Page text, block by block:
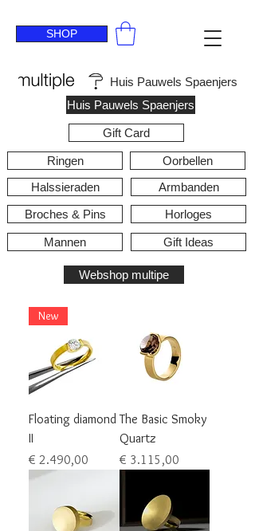
SHOP
Huis Pauwels Spaenjers
Huis Pauwels Spaenjers
Gift Card
Ringen
Halssieraden
Broches & Pins
Oorbellen
Armbanden
Horloges
Mannen Gift Ideas
Webshop multipe
New
Floating diamond
II
Prijs
€ 2.490,00
The Basic Smoky
Quartz
Prijs
€ 3.115,00